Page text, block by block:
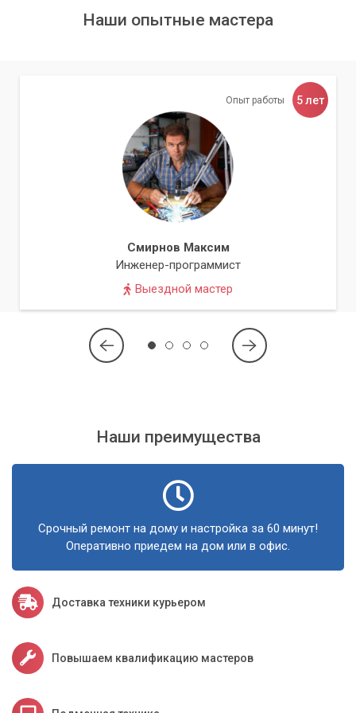
вам это нужно.Наши опытные мастера
Опыт работы 5 лет
Смирнов Максим
Инженер-программист
Выездной мастер
Наши преимущества
Срочный ремонт на дому и настройка за 60 минут!
Оперативно приедем на дом или в офис.
Доставка техники курьером
Повышаем квалификацию мастеров